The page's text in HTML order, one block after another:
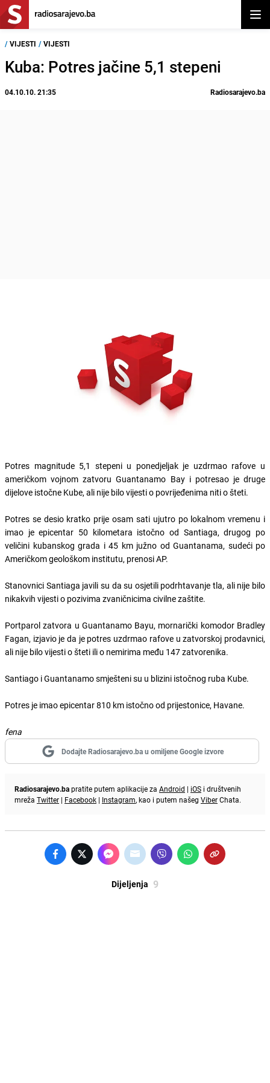
/ VIJESTI / VIJESTI
Kuba: Potres jačine 5,1 stepeni
04.10.10. 21:35 Radiosarajevo.ba
Potres magnitude 5,1 stepeni u ponedjeljak je uzdrmao rafove u
američkom vojnom zatvoru Guantanamo Bay i potresao je druge
dijelove istočne Kube, ali nije bilo vijesti o povrijeđenima niti o šteti.
Potres se desio kratko prije osam sati ujutro po lokalnom vremenu i
imao je epicentar 50 kilometara istočno od Santiaga, drugog po
veličini kubanskog grada i 45 km južno od Guantanama, sudeći po
Američkom geološkom institutu, prenosi AP.
Stanovnici Santiaga javili su da su osjetili podrhtavanje tla, ali nije bilo
nikakvih vijesti o pozivima zvaničnicima civilne zaštite.
Portparol zatvora u Guantanamo Bayu, mornarički komodor Bradley
Fagan, izjavio je da je potres uzdrmao rafove u zatvorskoj prodavnici,
ali nije bilo vijesti o šteti ili o nemirima među 147 zatvorenika.
Santiago i Guantanamo smješteni su u blizini istočnog ruba Kube.
Potres je imao epicentar 810 km istočno od prijestonice, Havane.
fena
Dodajte Radiosarajevo.ba u omiljene Google izvore
Radiosarajevo.bapratite putem aplikacije za Android | iOS i društvenih
mreža Twitter | Facebook | Instagram, kao i putem našeg ViberChata.
Dijeljenja 9